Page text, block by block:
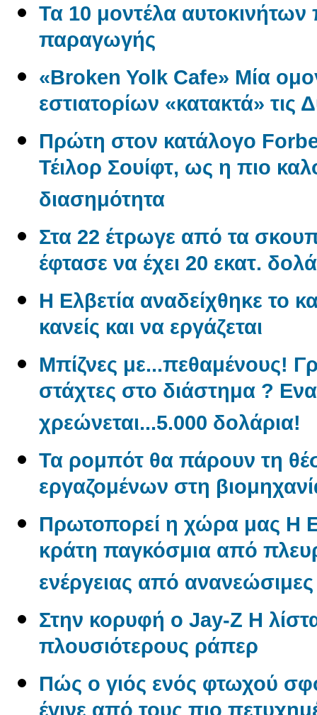
Τα 10 μοντέλα
παραγωγής
«Broken Yolk Cafe» Μία
εστιατορίων «κατακτά» τις
Πρώτη στον κατάλογο
Τέιλορ Σουίφτ, ως η πιο
διασημότητα
Στα 22 έτρωγε από τα
έφτασε να έχει 20 εκατ.
Η Ελβετία αναδείχθηκε το
κανείς και να εργάζεται
Μπίζνες με...πεθαμένους!
στάχτες στο διάστημα ?
χρεώνεται...5.000 δολάρια!
Τα ρομπότ θα πάρουν τη
εργαζομένων στη
Πρωτοπορεί η χώρα μας Η
κράτη παγκόσμια από
ενέργειας από
Στην κορυφή ο Jay-Z Η
πλουσιότερους ράπερ
Πώς ο γιός ενός φτωχού